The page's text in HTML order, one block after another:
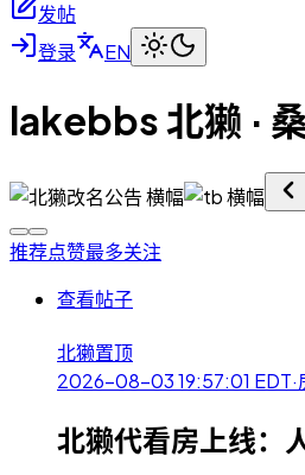
发帖
登录
EN
lakebbs 北獭 ·
推荐点赞最多关注
查看帖子
北獭置顶
2026-08-03 19:57:01 EDT·
北獭代看房上线：